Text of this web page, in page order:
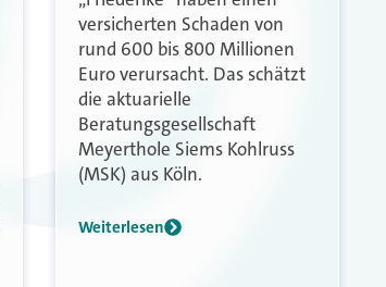
versicherten Schaden von
rund 600 bis 800 Millionen
Euro verursacht. Das schätzt
die aktuarielle
Beratungsgesellschaft
Meyerthole Siems Kohlruss
(MSK) aus Köln.
Weiterlesen